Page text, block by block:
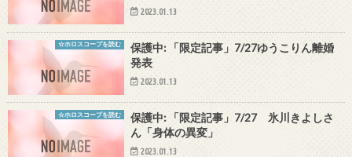
2023.01.13
☆ホロスコープを読む
保護中: 「限定記事」7/27ゆうこりん離婚
発表
2023.01.13
☆ホロスコープを読む
保護中: 「限定記事」7/27 氷川きよしさ
ん「身体の異変」
2023.01.13